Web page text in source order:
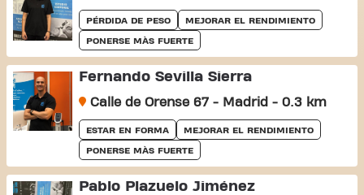
PÉRDIDA DE PESO MEJORAR EL RENDIMIENTO
PONERSE MÀS FUERTE
Fernando Sevilla Sierra
Calle de Orense 67 - Madrid - 0.3 km
ESTAR EN FORMA MEJORAR EL RENDIMIENTO
PONERSE MÀS FUERTE
Pablo Plazuelo Jiménez